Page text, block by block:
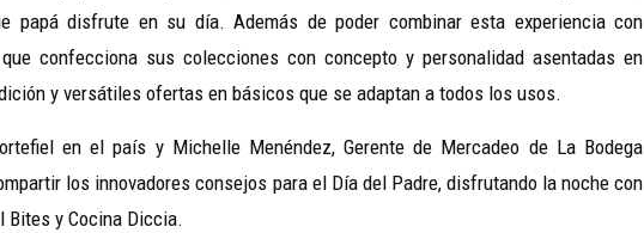
papá disfrute en su día. Además de poder combinar esta experiencia con
confecciona sus colecciones con concepto y personalidad asentadas en
y versátiles ofertas en básicos que se adaptan a todos los usos.
en el país y Michelle Menéndez, Gerente de Mercadeo de La Bodega
los innovadores consejos para el Día del Padre, disfrutando la noche con
Bites y Cocina Diccia.